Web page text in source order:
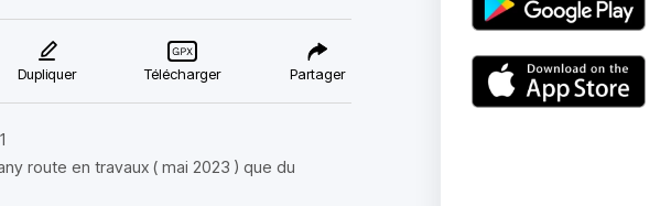
Dupliquer Télécharger Partager
route en travaux ( mai 2023 ) que du